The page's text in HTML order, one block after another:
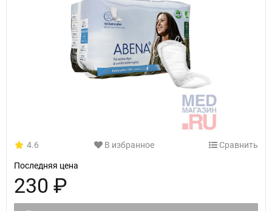
4.6 В избранное Сравнить
Последняя цена
230 ₽